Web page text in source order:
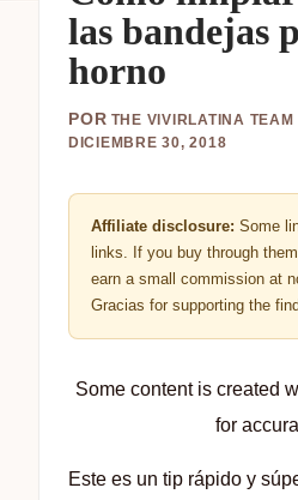
las bandejas
horno
POR THE VIVIRLATINA TEAM
DICIEMBRE 30, 2018
Affiliate disclosure: Some
links. If you buy through
earn a small commission at
Gracias for supporting the
Some content is created
for
Este es un tip rápido y